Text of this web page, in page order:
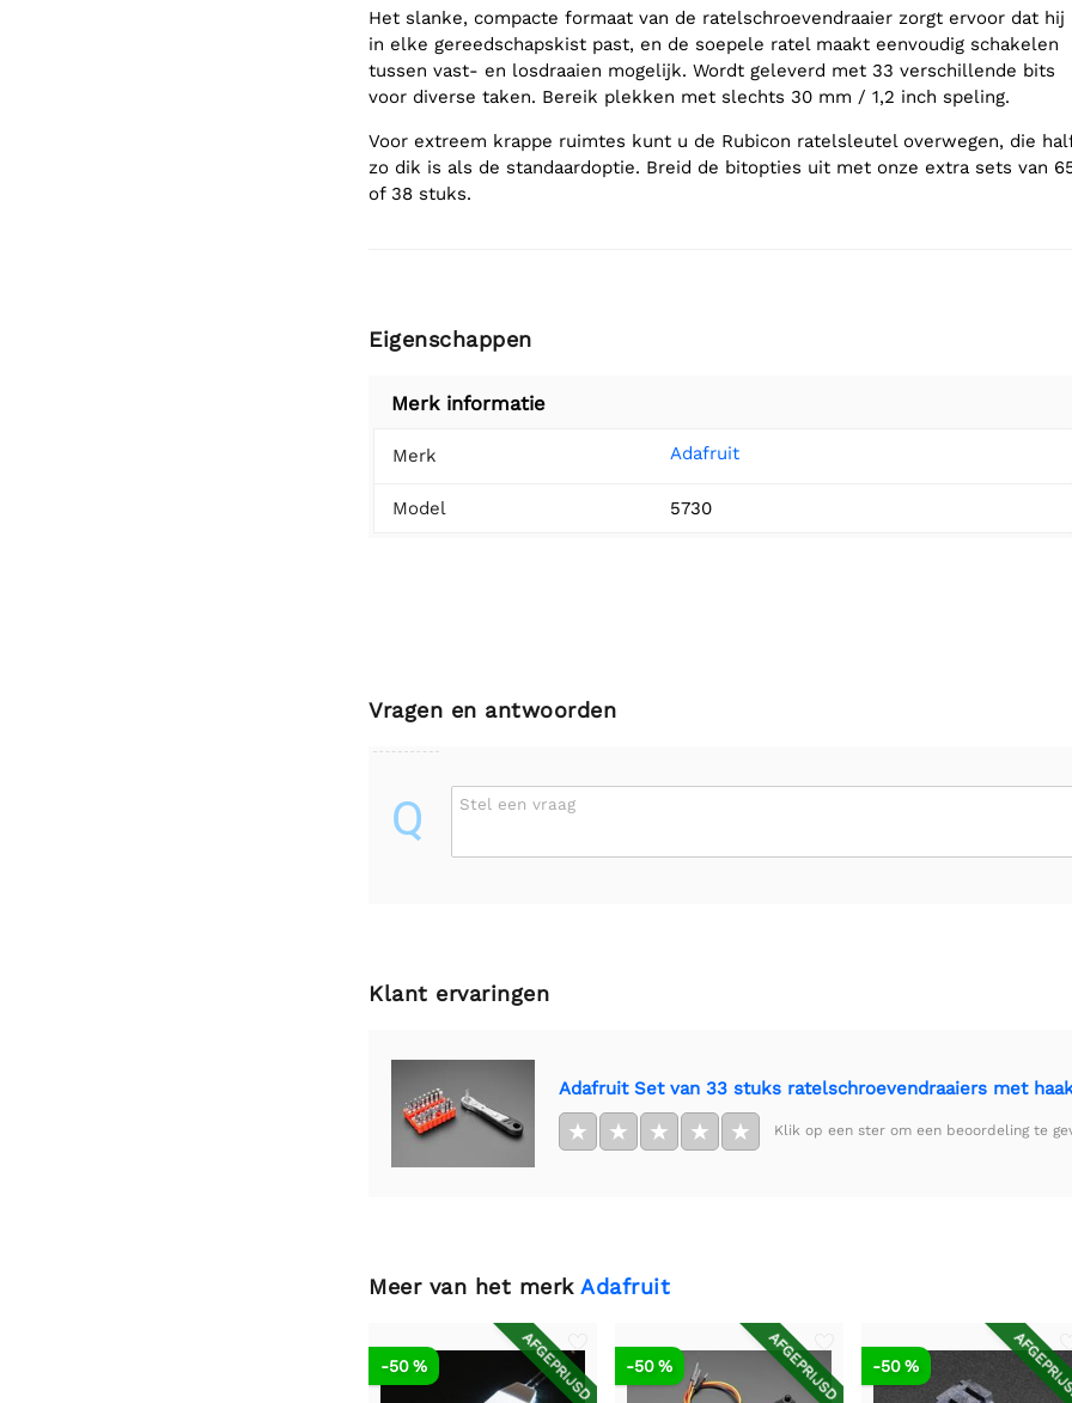
Het slanke, compacte formaat van de ratelschroevendraaier zorgt ervoor dat hij
in elke gereedschapskist past, en de soepele ratel maakt eenvoudig schakelen
tussen vast- en losdraaien mogelijk. Wordt geleverd met 33 verschillende bits
voor diverse taken. Bereik plekken met slechts 30 mm / 1,2 inch speling.
Voor extreem krappe ruimtes kunt u de Rubicon ratelsleutel overwegen, die
zo dik is als de standaardoptie. Breid de bitopties uit met onze extra sets van
of 38 stuks.
Eigenschappen
Merk informatie
Merk Adafruit
Model 5730
Vragen en antwoorden
Q Stel een vraag
Klant ervaringen
Adafruit Set van 33 stuks ratelschroevendraaiers met
★ ★ ★ ★ ★ Klik op een ster om een beoordeling te
Meer van het merk Adafruit
AFGEPRIJSD
-50 % AFGEPRIJSD
-50 % -50 %